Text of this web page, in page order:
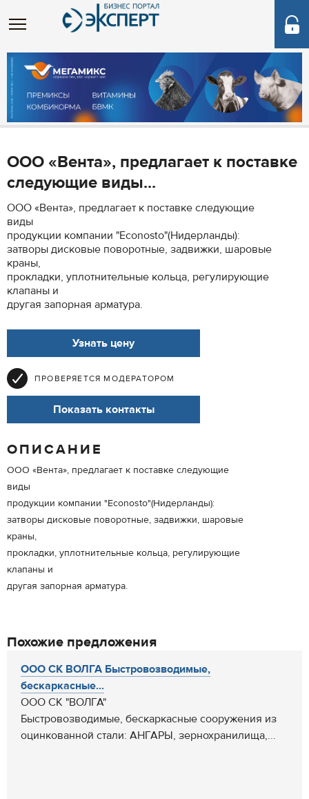
ООО «Вента», предлагает к поставке
следующие виды...
ООО «Вента», предлагает к поставке следующие
виды
продукции компании "Econosto"(Нидерланды):
затворы дисковые поворотные, задвижки, шаровые
краны,
прокладки, уплотнительные кольца, регулирующие
клапаны и
другая запорная арматура.
Узнать цену
ПРОВЕРЯЕТСЯ МОДЕРАТОРОМ
Показать контакты
ОПИСАНИЕ
ООО «Вента», предлагает к поставке следующие
виды
продукции компании "Econosto"(Нидерланды):
затворы дисковые поворотные, задвижки, шаровые
краны,
прокладки, уплотнительные кольца, регулирующие
клапаны и
другая запорная арматура.
Похожие предложения
ООО СК ВОЛГА Быстровозводимые,
бескаркасные...
ООО СК "ВОЛГА"
Быстровозводимые, бескаркасные сооружения из
оцинкованной стали: АНГАРЫ, зернохранилища,...